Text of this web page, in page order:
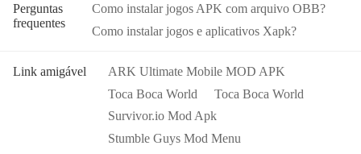
Perguntas
frequentes
Como instalar jogos APK com arquivo OBB?
Como instalar jogos e aplicativos Xapk?
Link amigável
ARK Ultimate Mobile MOD APK
Toca Boca World
Toca Boca World
Survivor.io Mod Apk
Stumble Guys Mod Menu